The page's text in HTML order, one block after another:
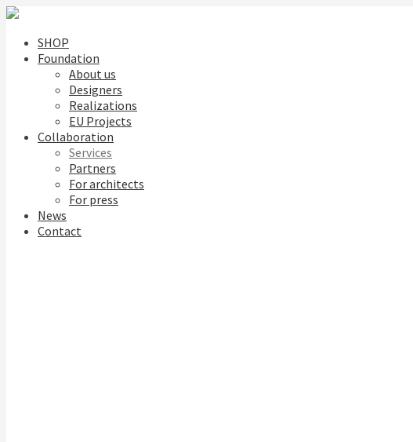
SHOP
Foundation
About us
Designers
Realizations
EU Projects
Collaboration
Services
Partners
For architects
For press
News
Contact